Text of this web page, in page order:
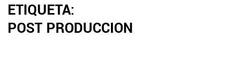
ETIQUETA:
POST PRODUCCION